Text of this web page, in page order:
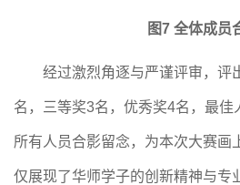
图7 全体成员
经过激烈角逐与严谨评审，评
名，三等奖3名，优秀奖4名，最佳
所有人员合影留念，为本次大赛画
仅展现了华师学子的创新精神与专